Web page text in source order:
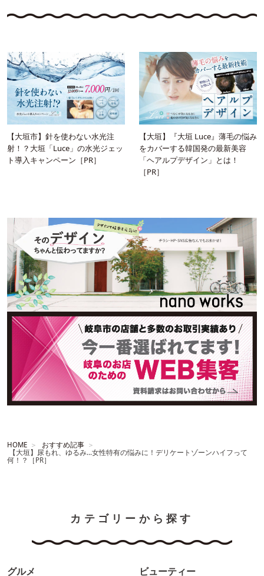
【大垣市】針を使わない水光注
射！？大垣「Luce」の水光ジェッ
ト導入キャンペーン［PR］
【大垣】『大垣 Luce』薄毛の悩み
をカバーする韓国発の最新美容
「ヘアルプデザイン」とは！
［PR］
HOME
おすすめ記事
【大垣】尿もれ、ゆるみ…女性特有の悩みに！デリケートゾーンハイフって
何！？［PR］
カテゴリーから探す
グルメ ビューティー